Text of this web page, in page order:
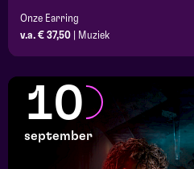
Onze Earring
v.a. € 37,50
Muziek
10
september